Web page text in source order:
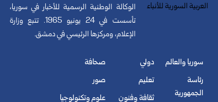
الوكالة الوطنية الرسمية للأخبار في سوريا،
تأسست في 24 يونيو 1965. تتبع وزارة
الإعلام، ومركزها الرئيسي في دمشق.
سوريا والعالم
رئاسة
الجمهورية
دولي
تعليم
ثقافة وفنون
صحافة
صور
علوم وتكنولوجيا